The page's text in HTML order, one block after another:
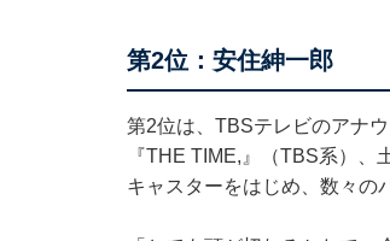
第2位：安住紳一郎
第2位は、TBSテレビのアナ
『THE TIME,』（TBS系）
キャスターをはじめ、数々の